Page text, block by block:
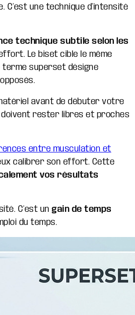
C’est une technique d’intensité
technique subtile selon les
Le biset cible le même
terme superset désigne
avant de débuter votre
doivent rester libres et proches
entre musculation et
calibrer son effort. Cette
vos résultats
C’est un gain de temps
du temps.